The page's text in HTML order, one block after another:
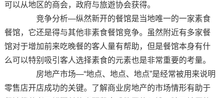
可以从地区的商会，政府与旅遊协会获得。
竞争分析—纵然新开的餐馆是当地唯一的一家素食
餐馆，它还是得与其他非素食餐馆竞争。虽然附近有多家餐
馆对于增加前来吃晚餐的客人量有帮助，但是餐馆本身有什
么可以特别吸引客人选择素食的元素也是非常重要的考量。
房地产市场—“地点、地点、地点”是经常被用来说明
零售店开店成功的关键。了解商业房地产的市场情形有助于